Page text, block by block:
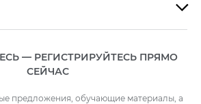

— РЕГИСТРИРУЙТЕСЬ ПРЯМО
СЕЙЧАС
предложения, обучающие материалы, а